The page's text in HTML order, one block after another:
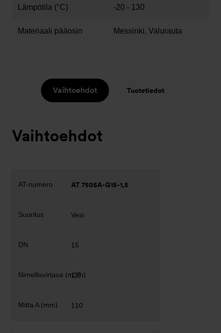
Lämpötila (°C) -20 - 130
Materiaali pääosin Messinki, Valurauta
Vaihtoehdot Tuotetiedot
Vaihtoehdot
AT 7505A-G15-1,5
Vesi
15
1,5
110